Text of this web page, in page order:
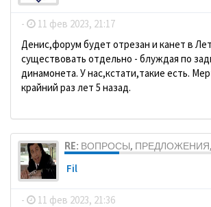
- 11 фев 2023, 21:17
Денис,форум будет отрезан и канет в
существовать отдельно - блуждая по
динамонета. У нас,кстати,такие есть.
крайний раз лет 5 назад.
RE: ВОПРОСЫ,
Fil
- 11 фев 2023, 21:36